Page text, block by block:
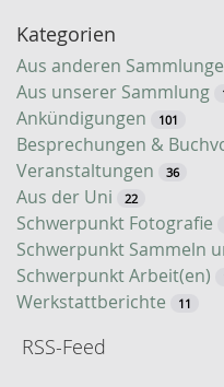
S
u
c
h
e
Kategorien
Aus anderen
Aus unserer Sammlung
Ankündigungen 101
Besprechungen &
Veranstaltungen 36
Aus der Uni 22
Schwerpunkt Fotografie
Schwerpunkt Sammeln
Schwerpunkt Arbeit(en)
Werkstattberichte 11
RSS-Feed